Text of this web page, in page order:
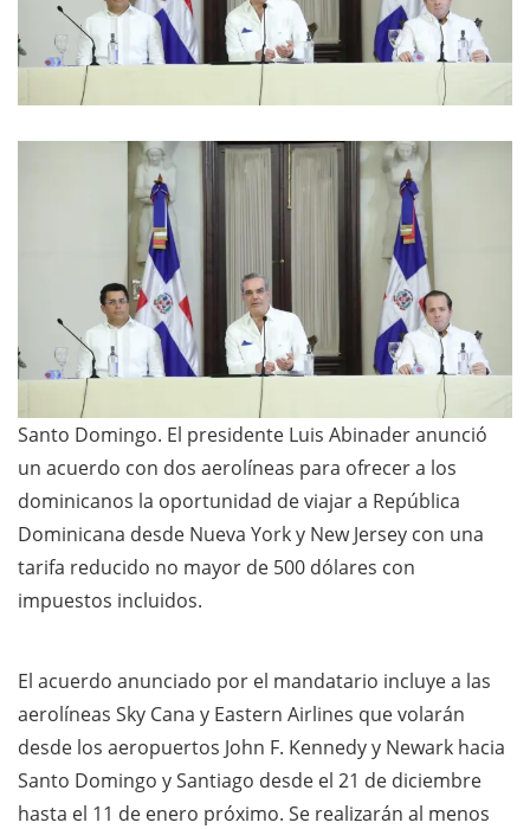
Santo Domingo. El presidente Luis Abinader anunció
un acuerdo con dos aerolíneas para ofrecer a los
dominicanos la oportunidad de viajar a República
Dominicana desde Nueva York y New Jersey con una
tarifa reducido no mayor de 500 dólares con
impuestos incluidos.
El acuerdo anunciado por el mandatario incluye a las
aerolíneas Sky Cana y Eastern Airlines que volarán
desde los aeropuertos John F. Kennedy y Newark hacia
Santo Domingo y Santiago desde el 21 de diciembre
hasta el 11 de enero próximo. Se realizarán al menos